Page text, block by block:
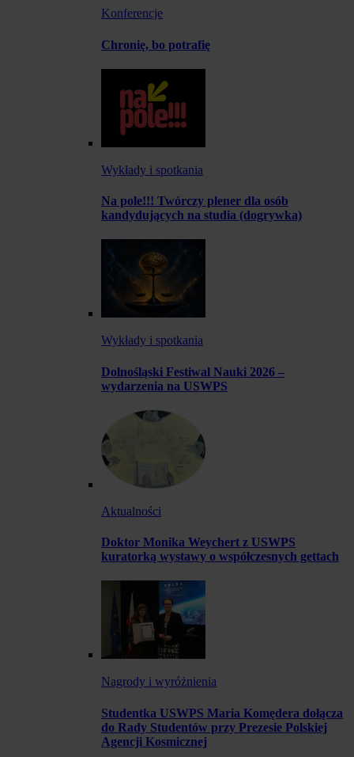
Konferencje
Chronię, bo potrafię
Wykłady i spotkania
Na pole!!! Twórczy plener dla osób
kandydujących na studia (dogrywka)
Wykłady i spotkania
Dolnośląski Festiwal Nauki 2026 –
wydarzenia na USWPS
Aktualności
Doktor Monika Weychert z USWPS
kuratorką wystawy o współczesnych gettach
Nagrody i wyróżnienia
Studentka USWPS Maria Komędera dołącza
do Rady Studentów przy Prezesie Polskiej
Agencji Kosmicznej